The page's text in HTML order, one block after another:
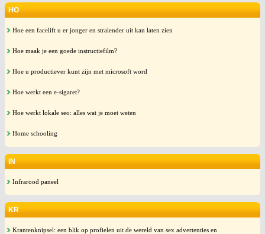
HO
Hoe een facelift u er jonger en stralender uit kan laten zien
Hoe maak je een goede instructiefilm?
Hoe u productiever kunt zijn met microsoft word
Hoe werkt een e-sigaret?
Hoe werkt lokale seo: alles wat je moet weten
Home schooling
IN
Infrarood paneel
KR
Krantenknipsel: een blik op profielen uit de wereld van sex advertenties en